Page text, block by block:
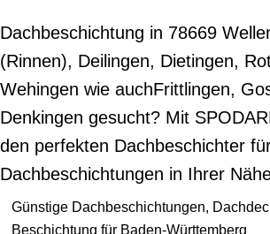
Dachbeschichtung in 78669
(Rinnen), Deilingen, Dietingen,
Wehingen wie auchFrittlingen,
Denkingen gesucht? Mit
den perfekten Dachbeschichter
Dachbeschichtungen in Ihrer
Günstige Dachbeschichtungen,
Beschichtung für Baden-Württemberg